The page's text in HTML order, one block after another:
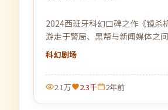
2024西班牙科幻口碑之作《镜杀
游走于警局、黑帮与新闻媒体之
的猫鼠游戏即将上演。
科幻剧场
2.1万 2.3千 2年前